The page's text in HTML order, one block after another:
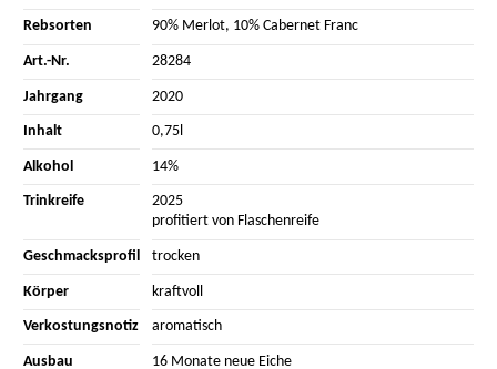
Rebsorten 90% Merlot, 10% Cabernet Franc
Art.-Nr. 28284
Jahrgang 2020
Inhalt 0,75l
Alkohol 14%
Trinkreife
2025
profitiert von Flaschenreife
Geschmacksprofil trocken
Körper kraftvoll
Verkostungsnotiz aromatisch
Ausbau 16 Monate neue Eiche